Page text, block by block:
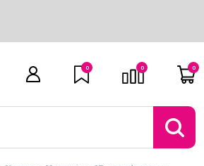
0 0 0